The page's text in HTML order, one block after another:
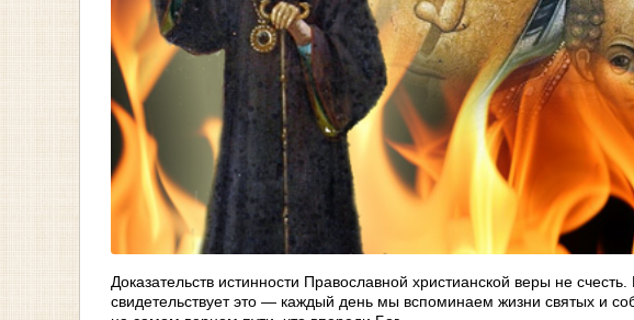
Доказательств истинности Православной христианской веры не
свидетельствует это — каждый день мы вспоминаем жизни святых и